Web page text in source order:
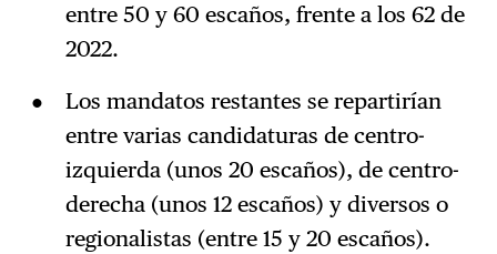
entre 50 y 60 escaños, frente a los 62 de
2022.
Los mandatos restantes se repartirían
entre varias candidaturas de centro-
izquierda (unos 20 escaños), de centro-
derecha (unos 12 escaños) y diversos o
regionalistas (entre 15 y 20 escaños).